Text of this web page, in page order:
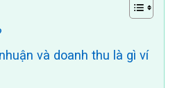
và doanh thu là gì ví